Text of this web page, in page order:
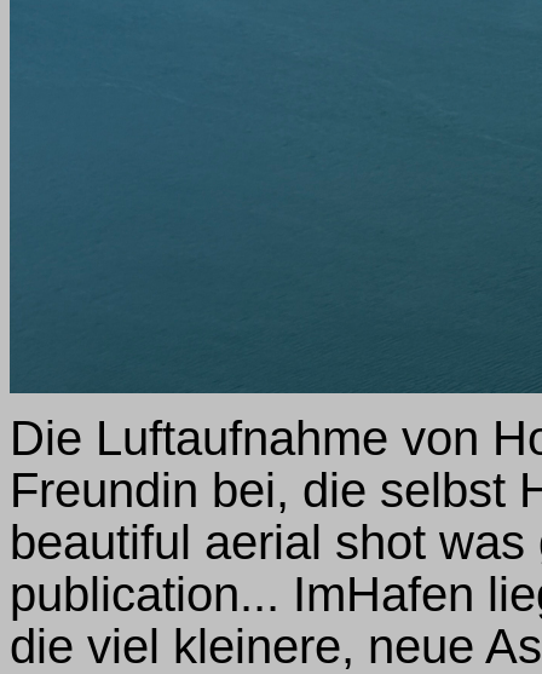
Die Luftaufnahme von
Freundin bei, die selbst
beautiful aerial shot
publication... ImHafen
die viel kleinere, neue